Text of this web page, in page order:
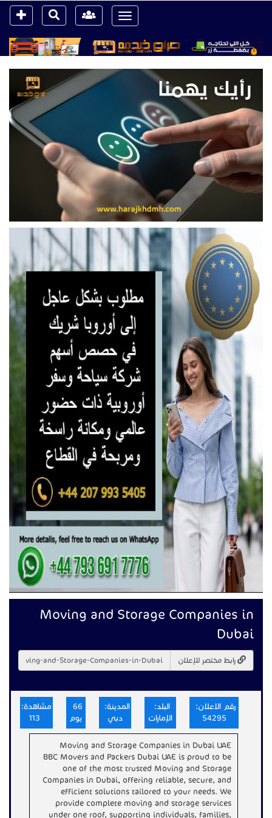
Toggle
navigation
Moving and Storage Companies in
Dubai
رابط مختصر للإعلان
رقم الاعلان:
54295
البلد:
الإمارات
المدينة:
دبي
يوم
مشاهدة:
Moving and Storage Companies in Dubai UAE
BBC Movers and Packers Dubai UAE is proud to be
one of the most trusted Moving and Storage
Companies in Dubai, offering reliable, secure, and
efficient solutions tailored to your needs. We
provide complete moving and storage services
under one roof, supporting individuals, families,